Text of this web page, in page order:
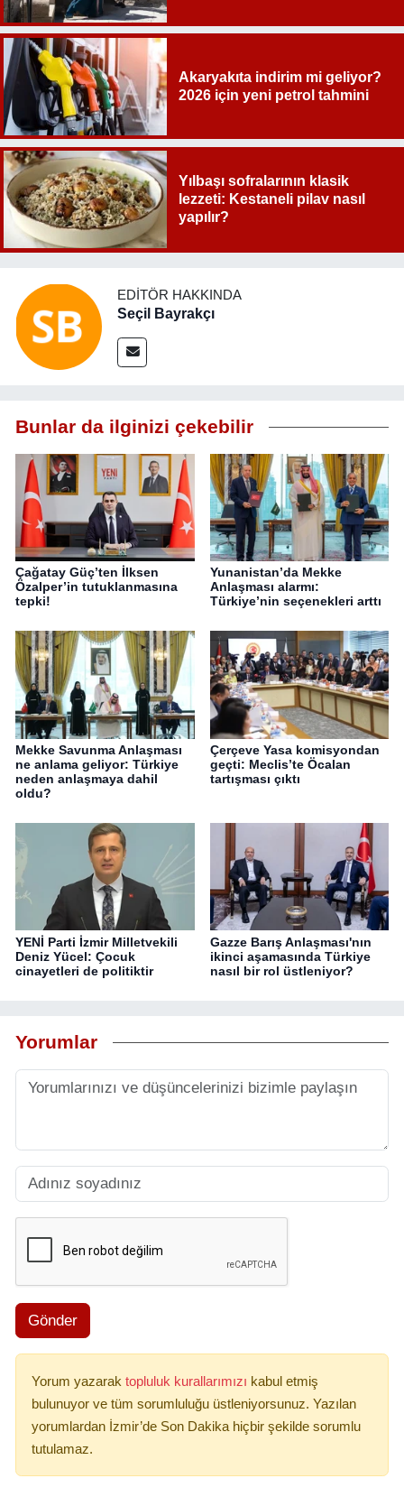
Akaryakıta indirim mi geliyor?
2026 için yeni petrol tahmini
Yılbaşı sofralarının klasik
lezzeti: Kestaneli pilav nasıl
yapılır?
EDITÖR HAKKINDA
Seçil Bayrakçı
Bunlar da ilginizi çekebilir
Çağatay Güç’ten İlksen
Özalper’in tutuklanmasına
tepki!
Yunanistan’da Mekke
Anlaşması alarmı:
Türkiye’nin seçenekleri arttı
Mekke Savunma Anlaşması
ne anlama geliyor: Türkiye
neden anlaşmaya dahil
oldu?
Çerçeve Yasa komisyondan
geçti: Meclis’te Öcalan
tartışması çıktı
YENİ Parti İzmir Milletvekili
Deniz Yücel: Çocuk
cinayetleri de politiktir
Gazze Barış Anlaşması'nın
ikinci aşamasında Türkiye
nasıl bir rol üstleniyor?
Yorumlar
Gönder
Yorum yazarak topluluk kurallarımızı kabul etmiş
bulunuyor ve tüm sorumluluğu üstleniyorsunuz. Yazılan
yorumlardan İzmir’de Son Dakika hiçbir şekilde sorumlu
tutulamaz.